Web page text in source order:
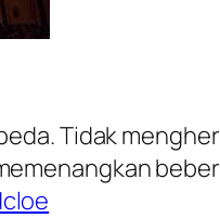
Tidak